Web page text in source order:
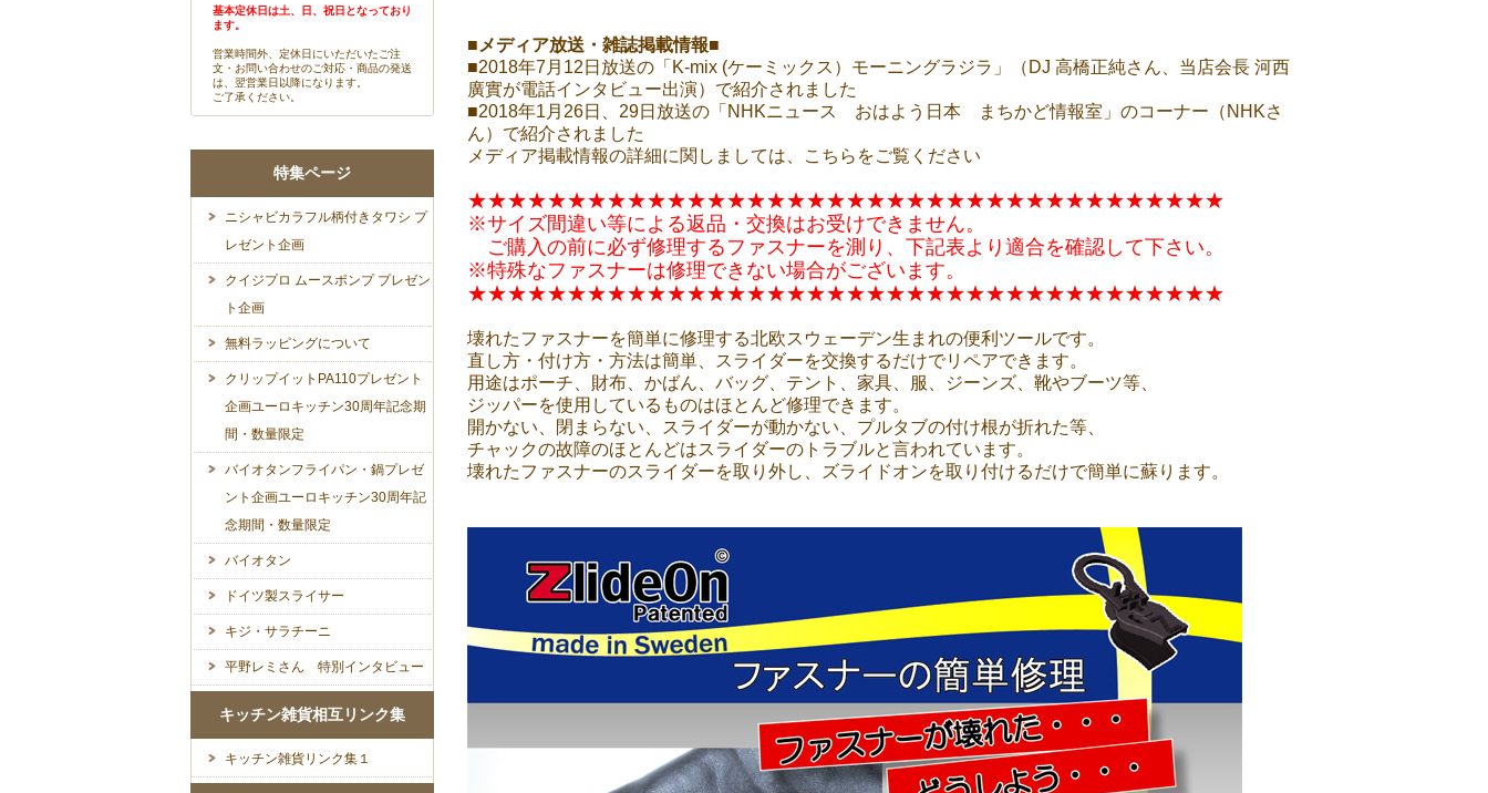
■メディア放送・雑誌掲載情報■
■2018年7月12日放送の「K-mix (ケーミックス）モーニングラジラ」（DJ 高橋正純さん、当店会長 河西
廣實が電話インタビュー出演）で紹介されました
■2018年1月26日、29日放送の「NHKニュース おはよう日本 まちかど情報室」のコーナー（NHKさ
ん）で紹介されました
メディア掲載情報の詳細に関しましては、こちらをご覧ください
★★★★★★★★★★★★★★★★★★★★★★★★★★★★★★★★★★★★★★
※サイズ間違い等による返品・交換はお受けできません。
ご購入の前に必ず修理するファスナーを測り、下記表より適合を確認して下さい。
※特殊なファスナーは修理できない場合がございます。
★★★★★★★★★★★★★★★★★★★★★★★★★★★★★★★★★★★★★★
壊れたファスナーを簡単に修理する北欧スウェーデン生まれの便利ツールです。
直し方・付け方・方法は簡単、スライダーを交換するだけでリペアできます。
用途はポーチ、財布、かばん、バッグ、テント、家具、服、ジーンズ、靴やブーツ等、
ジッパーを使用しているものはほとんど修理できます。
開かない、閉まらない、スライダーが動かない、プルタブの付け根が折れた等、
チャックの故障のほとんどはスライダーのトラブルと言われています。
壊れたファスナーのスライダーを取り外し、ズライドオンを取り付けるだけで簡単に蘇ります。
基本定休日は土、日、祝日となっており
ます。
営業時間外、定休日にいただいたご注
文・お問い合わせのご対応・商品の発送
は、翌営業日以降になります。
ご了承ください。
特集ページ
ニシャビカラフル柄付きタワシ プ
レゼント企画
クイジプロ ムースポンプ プレゼン
ト企画
無料ラッピングについて
クリップイットPA110プレゼント
企画ユーロキッチン30周年記念期
間・数量限定
バイオタンフライパン・鍋プレゼ
ント企画ユーロキッチン30周年記
念期間・数量限定
バイオタン
ドイツ製スライサー
キジ・サラチーニ
平野レミさん 特別インタビュー
キッチン雑貨相互リンク集
キッチン雑貨リンク集１